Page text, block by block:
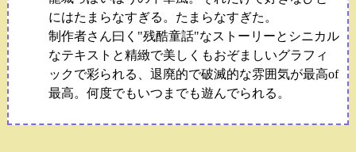
にはたまらなすぎる。たまらなすぎた。
制作者さん曰く"残酷童話"なストーリーとシニカル
なテキストと精緻で美しくもおぞましいグラフィ
ックで彩られる、退廃的で破滅的な雰囲気が最高of
最高。何度でもいつまでも遊んでられる。